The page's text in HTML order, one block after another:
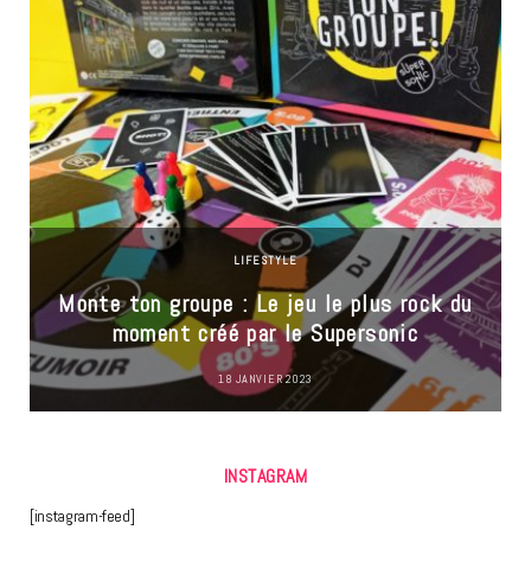
LIFESTYLE
Monte ton groupe : Le jeu le plus rock du
moment créé par le Supersonic
18 JANVIER 2023
INSTAGRAM
[instagram-feed]